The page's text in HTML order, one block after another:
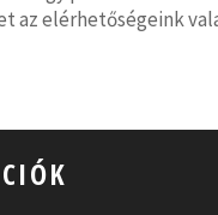
az elérhetőségeink